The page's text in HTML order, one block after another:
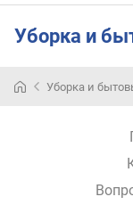
Уборка и
Уборка и